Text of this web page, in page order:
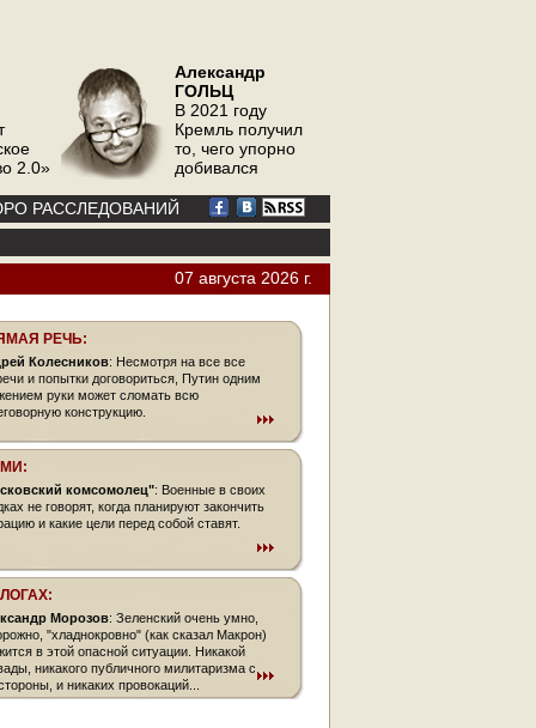
2.0»
Александр
ГОЛЬЦ
В 2021 году
Кремль получил
то, чего упорно
добивался
РАССЛЕДОВАНИЙ
07 августа 2026 г.
РЕЧЬ:
Колесников: Несмотря на все все
и попытки договориться, Путин одним
руки может сломать всю
конструкцию.
комсомолец": Военные в своих
не говорят, когда планируют закончить
и какие цели перед собой ставят.
Морозов: Зеленский очень умно,
"хладнокровно" (как сказал Макрон)
в этой опасной ситуации. Никакой
никакого публичного милитаризма с
и никаких провокаций...